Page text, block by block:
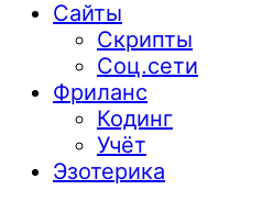
Сайты
Скрипты
Соц.сети
Фриланс
Кодинг
Учёт
Эзотерика